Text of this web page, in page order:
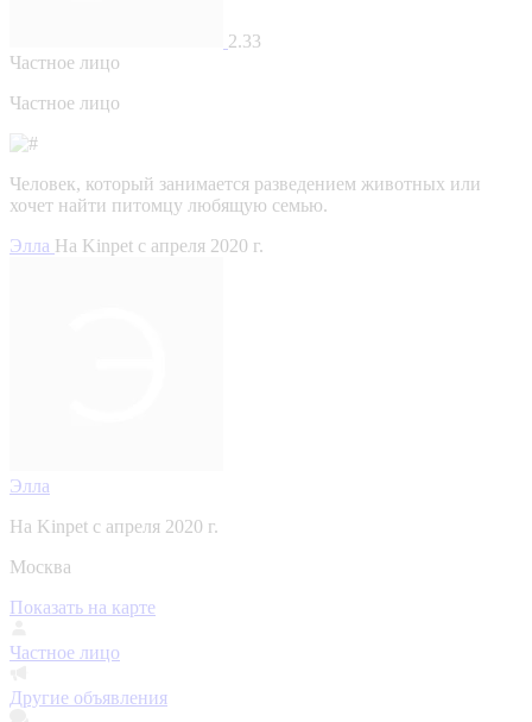
2.33
Частное лицо
Частное лицо
Человек, который занимается разведением животных или
хочет найти питомцу любящую семью.
Элла На Kinpet c апреля 2020 г.
Элла
На Kinpet c апреля 2020 г.
Москва
Показать на карте
Частное лицо
Другие объявления